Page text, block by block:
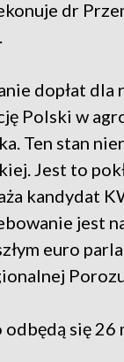
dr
dopłat dla
Polski w
Ten stan
Jest to
kandydat
jest
euro
się 26